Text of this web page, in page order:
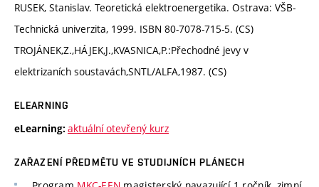
RUSEK, Stanislav. Teoretická elektroenergetika. Ostrava: VŠB-
Technická univerzita, 1999. ISBN 80-7078-715-5. (CS)
TROJÁNEK,Z.,HÁJEK,J.,KVASNICA,P.:Přechodné jevy v
elektrizaních soustavách,SNTL/ALFA,1987. (CS)
ELEARNING
eLearning: aktuální otevřený kurz
ZAŘAZENÍ PŘEDMĚTU VE STUDIJNÍCH PLÁNECH